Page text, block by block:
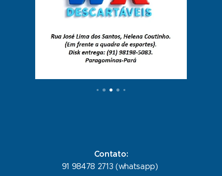
Contato:
91 98478 2713 (whatsapp)